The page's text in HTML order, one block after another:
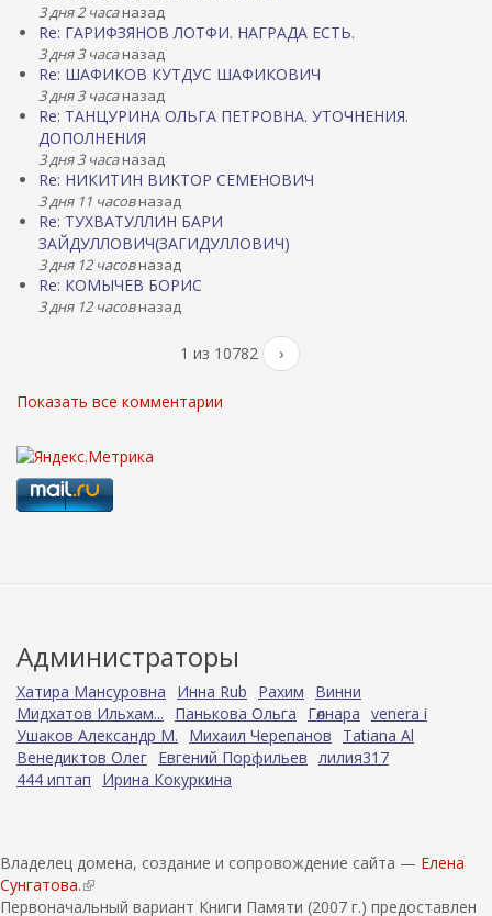
3 дня 2 часаназад
Re: ГАРИФЗЯНОВ ЛОТФИ. НАГРАДА ЕСТЬ.
3 дня 3 часаназад
Re: ШАФИКОВ КУТДУС ШАФИКОВИЧ
3 дня 3 часаназад
Re: ТАНЦУРИНА ОЛЬГА ПЕТРОВНА. УТОЧНЕНИЯ.
ДОПОЛНЕНИЯ
3 дня 3 часаназад
Re: НИКИТИН ВИКТОР СЕМЕНОВИЧ
3 дня 11 часовназад
Re: ТУХВАТУЛЛИН БАРИ
ЗАЙДУЛЛОВИЧ(ЗАГИДУЛЛОВИЧ)
3 дня 12 часовназад
Re: КОМЫЧЕВ БОРИС
3 дня 12 часовназад
1 из 10782 ›
Показать все комментарии
Администраторы
Хатира Мансуровна Инна Rub Рахим
Винни
Мидхатов Ильхам...
Панькова Ольга Гөлнара venera i
Ушаков Александр М.
Михаил Черепанов
Tatiana Al
Венедиктов Олег Евгений Порфильев лилия317
444 иптап
Ирина Кокуркина
Владелец домена, создание и сопровождение сайта — Елена
Сунгатова.(
в
Первоначальный вариант Книги Памяти (2007 г.) предоставлен